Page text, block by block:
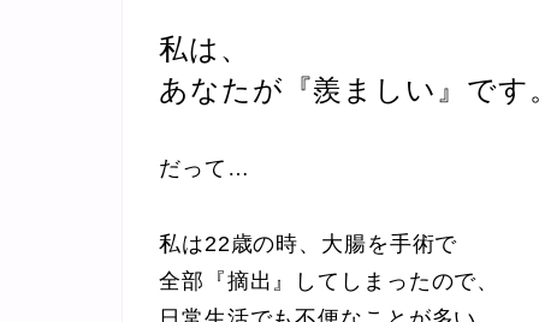
私は、
あなたが『羨ましい』です
だって…
私は22歳の時、大腸を手術で
全部『摘出』してしまったので、